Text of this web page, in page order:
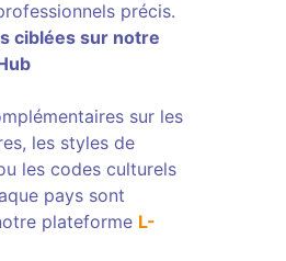
précis.
ciblées sur notre
sur les
les styles de
les codes culturels
pays sont
plateforme L-